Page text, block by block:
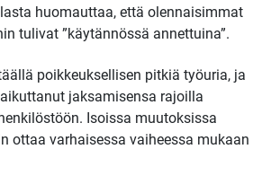
huomauttaa, että olennaisimmat
tulivat ”käytännössä annettuina”.
poikkeuksellisen pitkiä työuria, ja
jaksamisensa rajoilla
Isoissa muutoksissa
ottaa varhaisessa vaiheessa mukaan